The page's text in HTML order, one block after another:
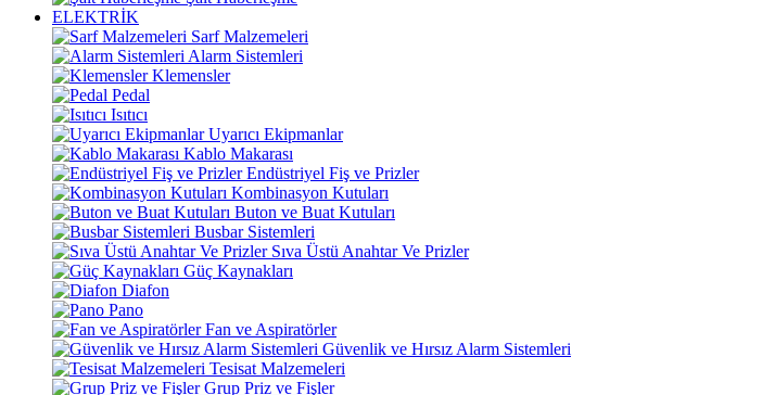
ELEKTRİK
Sarf Malzemeleri
Alarm Sistemleri
Klemensler
Pedal
Isıtıcı
Uyarıcı Ekipmanlar
Kablo Makarası
Endüstriyel Fiş ve Prizler
Kombinasyon Kutuları
Buton ve Buat Kutuları
Busbar Sistemleri
Sıva Üstü Anahtar Ve Prizler
Güç Kaynakları
Diafon
Pano
Fan ve Aspiratörler
Güvenlik ve Hırsız Alarm Sistemleri
Tesisat Malzemeleri
Grup Priz ve Fişler